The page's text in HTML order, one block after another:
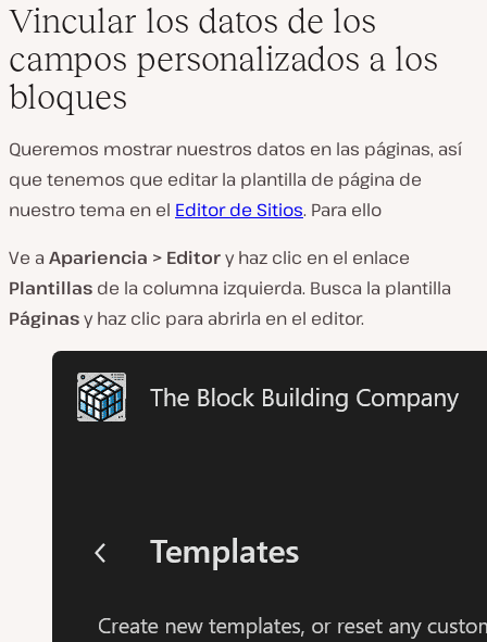
Vincular los datos de los
campos personalizados a los
bloques
Queremos mostrar nuestros datos en las páginas, así
que tenemos que editar la plantilla de página de
nuestro tema en el Editor de Sitios. Para ello
Ve a Apariencia > Editory haz clic en el enlace
Plantillas de la columna izquierda. Busca la plantilla
Páginasy haz clic para abrirla en el editor.